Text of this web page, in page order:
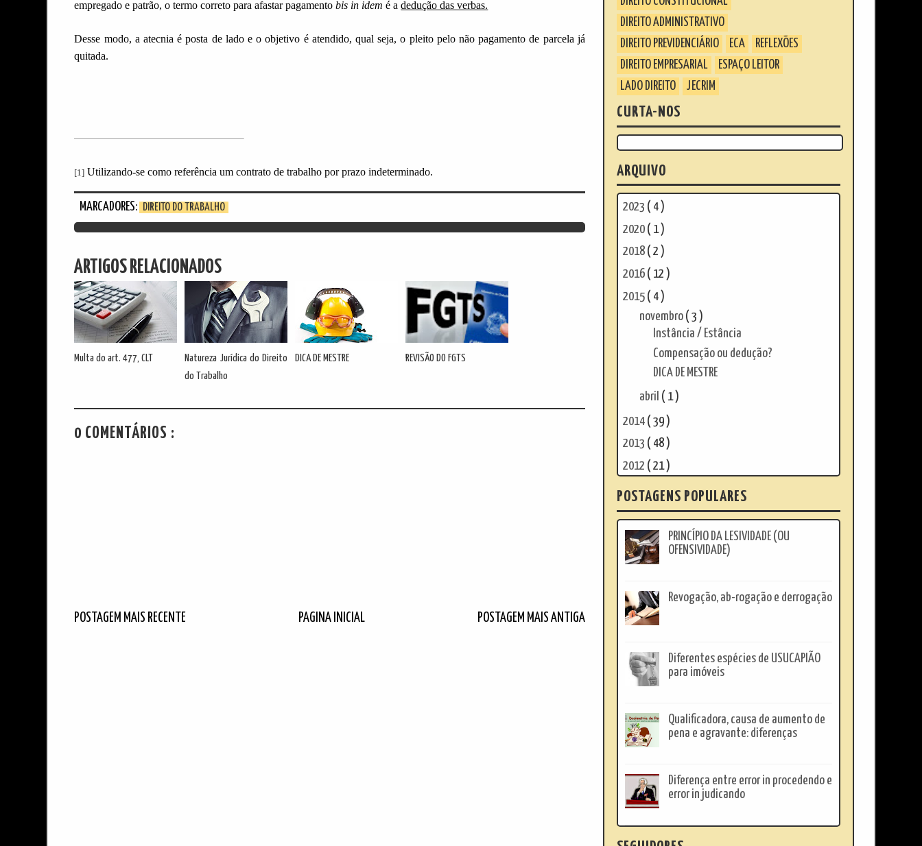
empregado e patrão, o termo correto para afastar pagamentobis in idemé adedução das verbas.
Desse modo, a atecnia é posta de lado e o objetivo é atendido, qual seja,o pleito pelonão pagamento de parcela já
quitada.
[1] Utilizando-se como referência um contrato de trabalho por prazo indeterminado.
MARCADORES: DIREITO DO TRABALHO
ARTIGOS RELACIONADOS
Multa do art. 477, CLT
Natureza Jurídica do Direito
do Trabalho
DICA DE MESTRE REVISÃO DO FGTS
0 COMENTÁRIOS :
POSTAGEM MAIS RECENTE PÁGINA INICIAL POSTAGEM MAIS ANTIGA
DIREITO ADMINISTRATIVO
DIREITO PREVIDENCIÁRIO
ECA
REFLEXÕES
DIREITO EMPRESARIAL
ESPAÇO LEITOR
LADO DIREITO
JECRIM
CURTA-NOS
ARQUIVO
2023 ( 4 )
2020 ( 1 )
2018 ( 2 )
2016 ( 12 )
2015 ( 4 )
novembro ( 3 )
Instância / Estância
Compensação ou dedução?
DICA DE MESTRE
abril ( 1 )
2014 ( 39 )
2013 ( 48 )
2012 ( 21 )
POSTAGENS POPULARES
PRINCÍPIO DA LESIVIDADE (OU
OFENSIVIDADE)
Revogação, ab-rogação e derrogação
Diferentes espécies de USUCAPIÃO
para imóveis
Qualificadora, causa de aumento de
pena e agravante: diferenças
Diferença entre error in procedendo e
error in judicando